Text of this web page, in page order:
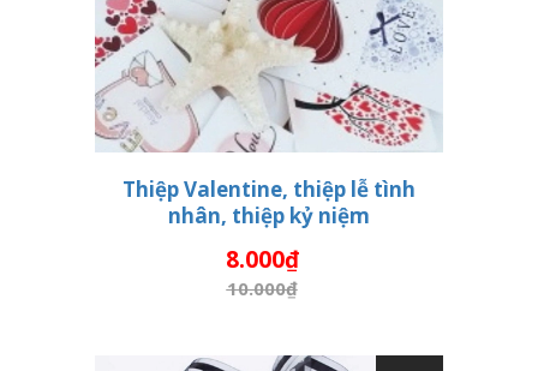
THÊM VÀO GIỎ HÀNG
Thiệp Valentine, thiệp lễ tình
nhân, thiệp kỷ niệm
8.000₫
10.000₫